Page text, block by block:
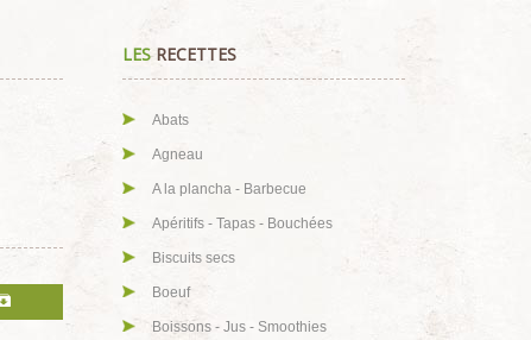
LESRECETTES
Abats
Agneau
A la plancha - Barbecue
Apéritifs - Tapas - Bouchées
Biscuits secs
Boeuf
Boissons - Jus - Smoothies